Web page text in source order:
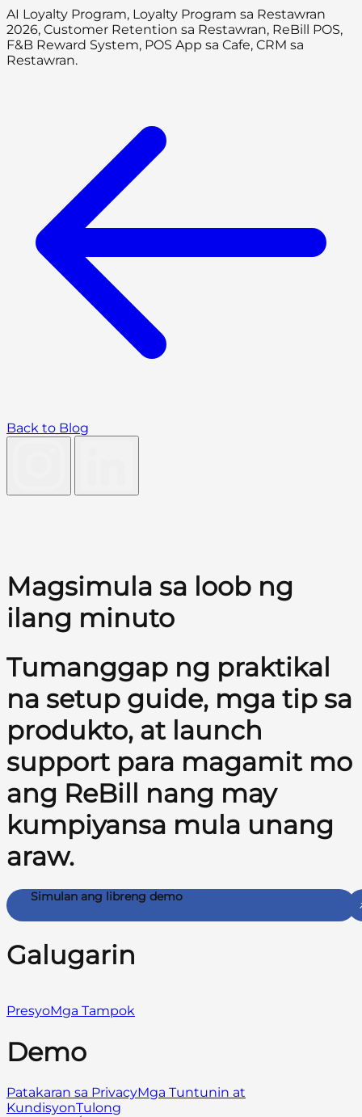
AI Loyalty Program, Loyalty Program sa Restawran
2026, Customer Retention sa Restawran, ReBill POS,
F&B Reward System, POS App sa Cafe, CRM sa
Restawran.
Back to Blog
Magsimula sa loob ng
ilang minuto
Tumanggap ng praktikal
na setup guide, mga tip sa
produkto, at launch
support para magamit mo
ang ReBill nang may
kumpiyansa mula unang
araw.
Simulan ang libreng demo
Galugarin
PresyoMga Tampok
Demo
Patakaran sa PrivacyMga Tuntunin at
KundisyonTulong